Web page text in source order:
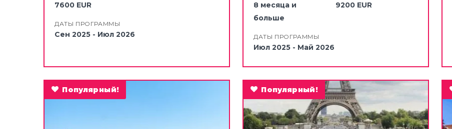
Швеция
7600 EUR
ДАТЫ ПРОГРАММЫ
Сен 2025 - Июл 2026
8 месяца и
больше
9200 EUR
ДАТЫ ПРОГРАММЫ
Июл 2025 - Май 2026
Популярный! Популярный!